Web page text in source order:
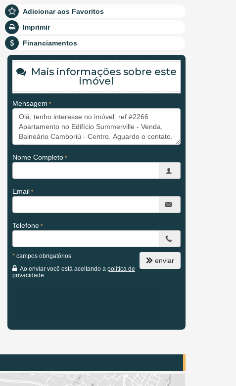
Adicionar aos Favoritos
Imprimir
Financiamentos
Mais informações sobre este
imóvel
Mensagem
Nome Completo
Email
Telefone
* campos obrigatórios
Ao enviar você está aceitando a política de
privacidade.
enviar